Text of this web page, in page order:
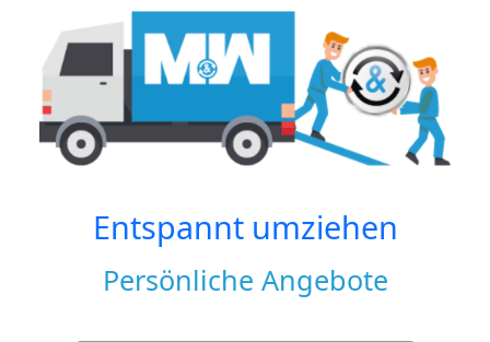
Entspannt umziehen
Persönliche Angebote